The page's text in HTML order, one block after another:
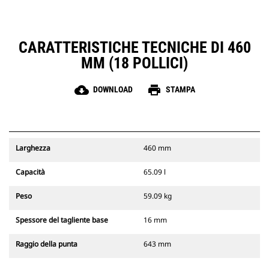
CARATTERISTICHE TECNICHE DI 460
MM (18 POLLICI)
cloud_download DOWNLOAD print STAMPA
Larghezza 460 mm
Capacità 65.09 l
Peso 59.09 kg
Spessore del tagliente base 16 mm
Raggio della punta 643 mm